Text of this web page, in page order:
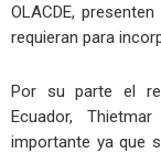
OLACDE,
requieran para
Por su parte el
Ecuador,
importante ya que